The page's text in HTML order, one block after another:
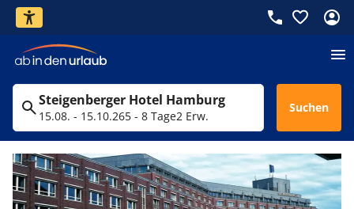
Steigenberger Hotel Hamburg
15.08. - 15.10.265 - 8 Tage2 Erw.
Suchen